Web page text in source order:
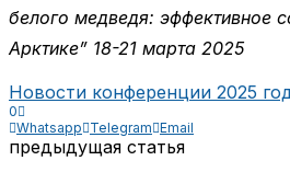
белого медведя: эффективное
Арктике” 18-21 марта 2025
Новости конференции 2025
0
Whatsapp Telegram Email
предыдущая статья